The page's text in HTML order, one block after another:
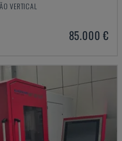
VERTICAL
85.000 €